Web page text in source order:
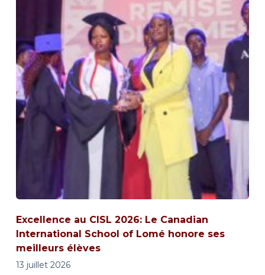
Excellence au CISL 2026: Le Canadian
International School of Lomé honore ses
meilleurs élèves
13 juillet 2026